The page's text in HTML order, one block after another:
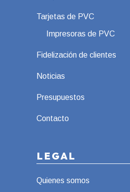
Tarjetas de PVC
Impresoras de PVC
Fidelización de clientes
Noticias
Presupuestos
Contacto
LEGAL
Quienes somos